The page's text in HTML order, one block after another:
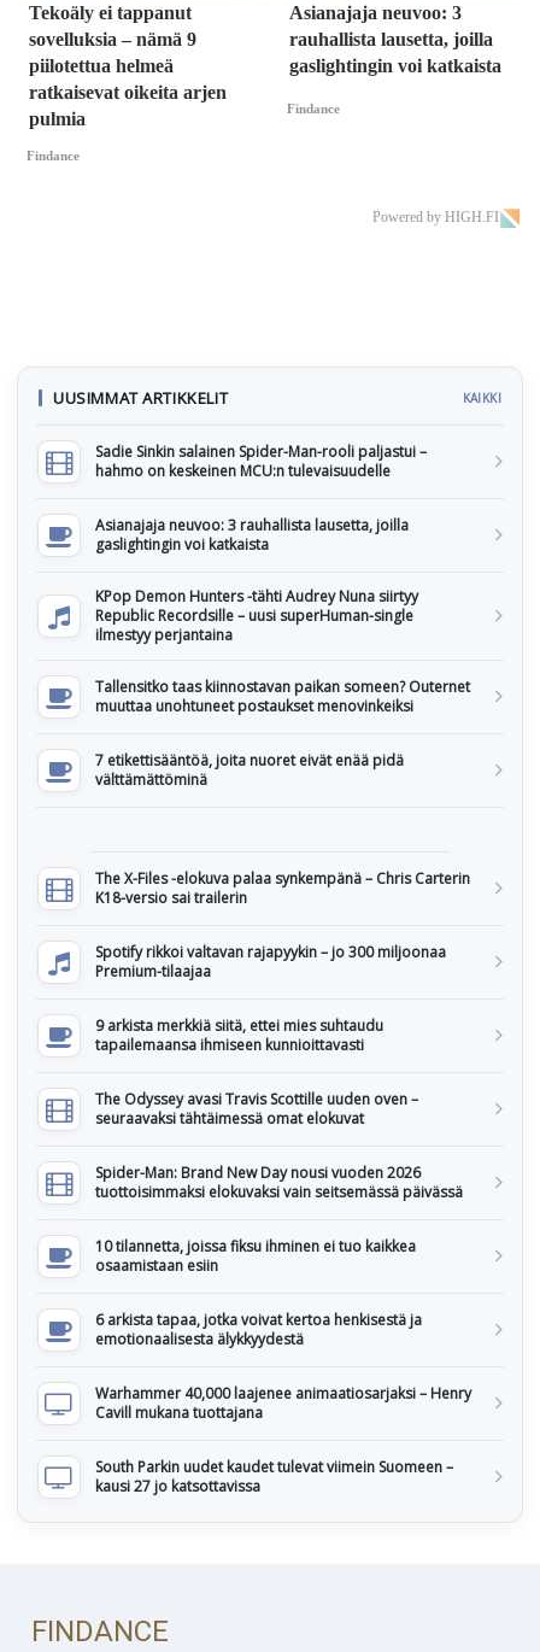
Tekoäly ei tappanut
sovelluksia – nämä 9
piilotettua helmeä
ratkaisevat oikeita arjen
pulmia
Findance
Asianajaja neuvoo: 3
rauhallista lausetta, joilla
gaslightingin voi katkaista
Findance
Powered by HIGH.FI
UUSIMMAT ARTIKKELIT KAIKKI
Sadie Sinkin salainen Spider-Man-rooli paljastui –
hahmo on keskeinen MCU:n tulevaisuudelle
Asianajaja neuvoo: 3 rauhallista lausetta, joilla
gaslightingin voi katkaista
KPop Demon Hunters -tähti Audrey Nuna siirtyy
Republic Recordsille – uusi superHuman-single
ilmestyy perjantaina
Tallensitko taas kiinnostavan paikan someen? Outernet
muuttaa unohtuneet postaukset menovinkeiksi
7 etikettisääntöä, joita nuoret eivät enää pidä
välttämättöminä
The X-Files -elokuva palaa synkempänä – Chris Carterin
K18-versio sai trailerin
Spotify rikkoi valtavan rajapyykin – jo 300 miljoonaa
Premium-tilaajaa
9 arkista merkkiä siitä, ettei mies suhtaudu
tapailemaansa ihmiseen kunnioittavasti
The Odyssey avasi Travis Scottille uuden oven –
seuraavaksi tähtäimessä omat elokuvat
Spider-Man: Brand New Day nousi vuoden 2026
tuottoisimmaksi elokuvaksi vain seitsemässä päivässä
10 tilannetta, joissa fiksu ihminen ei tuo kaikkea
osaamistaan esiin
6 arkista tapaa, jotka voivat kertoa henkisestä ja
emotionaalisesta älykkyydestä
Warhammer 40,000 laajenee animaatiosarjaksi – Henry
Cavill mukana tuottajana
South Parkin uudet kaudet tulevat viimein Suomeen –
kausi 27 jo katsottavissa
FINDANCE